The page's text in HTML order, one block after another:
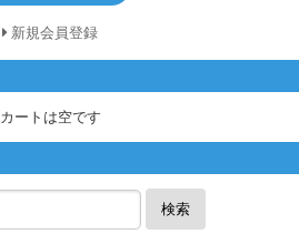
新規会員登録
カートは空です
検索